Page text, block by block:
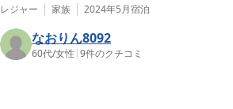
レジャー 家族 2024年5月宿泊
なおりん8092
60代/女性 |9件のクチコミ